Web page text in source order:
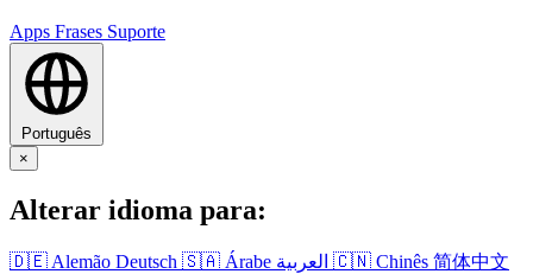
Apps Frases Suporte
Português
×
Alterar idioma para:
🇩🇪 Alemão Deutsch 🇸🇦 Árabe العربية 🇨🇳 Chinês 简体中文